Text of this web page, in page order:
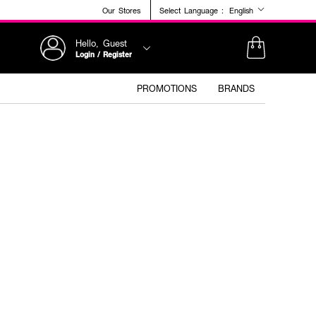
Our Stores Select Language : English
Hello, Guest
Login / Register
PROMOTIONS BRANDS